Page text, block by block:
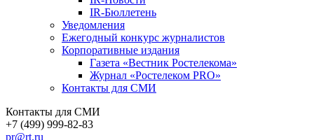
IR-Бюллетень
Уведомления
Ежегодный конкурс журналистов
Корпоративные издания
Газета «Вестник Ростелекома»
Журнал «Ростелеком PRO»
Контакты для СМИ
Контакты для СМИ
+7 (499) 999-82-83
pr@rt.ru